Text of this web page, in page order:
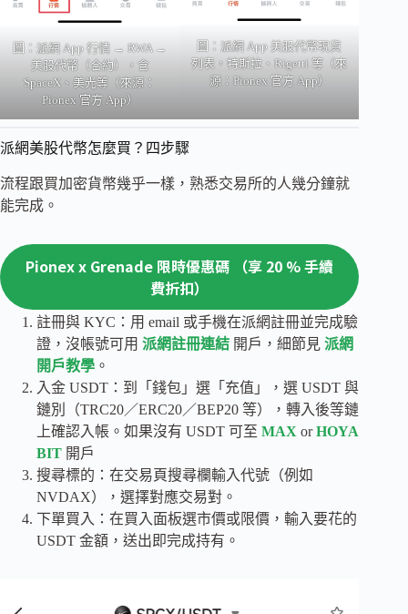
圖：派網 App 行情 → RWA →
美股代幣（合約），含
SpaceX、美光等（來源：
Pionex 官方 App）
圖：派網 App 美股代幣現貨
列表，特斯拉、Rigetti 等（來
源：Pionex 官方 App）
派網美股代幣怎麼買？四步驟
流程跟買加密貨幣幾乎一樣，熟悉交易所的人幾分鐘就
能完成。
Pionex x Grenade 限時優惠碼 （享 20 % 手續
費折扣）
註冊與 KYC：用 email 或手機在派網註冊並完成驗
證，沒帳號可用 派網註冊連結 開戶，細節見 派網
開戶教學 。
入金 USDT：到「錢包」選「充值」，選 USDT 與
鏈別（TRC20／ERC20／BEP20 等），轉入後等鏈
上確認入帳。如果沒有 USDT 可至 MAX orHOYA
BIT 開戶
搜尋標的：在交易頁搜尋欄輸入代號（例如
NVDAX），選擇對應交易對。
下單買入：在買入面板選市價或限價，輸入要花的
USDT 金額，送出即完成持有。